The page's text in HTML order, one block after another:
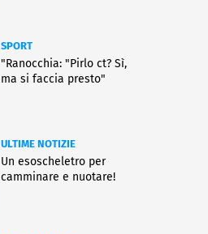
SPORT
"Ranocchia: "Pirlo ct? Sì,
ma si faccia presto"
ULTIME NOTIZIE
Un esoscheletro per
camminare e nuotare!